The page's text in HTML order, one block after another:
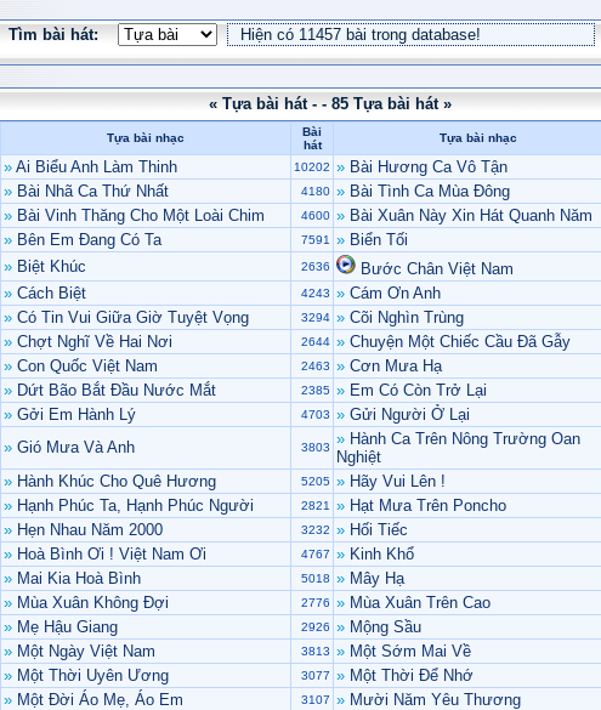
Tìm bài hát:
« Tựa bài hát - - 85 Tựa bài hát »
Tựa bài nhạc
Bài
hát
Tựa bài nhạc
» Ai Biểu Anh Làm Thinh 10202 » Bài Hương Ca Vô Tận
» Bài Nhã Ca Thứ Nhất 4180 » Bài Tình Ca Mùa Đông
» Bài Vinh Thăng Cho Một Loài Chim 4600 » Bài Xuân Này Xin Hát Quanh Năm
» Bên Em Đang Có Ta 7591 » Biển Tối
» Biệt Khúc 2636 Bước Chân Việt Nam
» Cách Biệt 4243 » Cám Ơn Anh
» Có Tin Vui Giữa Giờ Tuyệt Vọng 3294 » Cõi Nghìn Trùng
» Chợt Nghĩ Về Hai Nơi 2644 » Chuyện Một Chiếc Cầu Đã Gẫy
» Con Quốc Việt Nam 2463 » Cơn Mưa Hạ
» Dứt Bão Bắt Đầu Nước Mắt 2385 » Em Có Còn Trở Lại
» Gởi Em Hành Lý 4703 » Gửi Người Ở Lại
» Gió Mưa Và Anh 3803 » Hành Ca Trên Nông Trường Oan
Nghiệt
» Hành Khúc Cho Quê Hương 5205 » Hãy Vui Lên !
» Hạnh Phúc Ta, Hạnh Phúc Người 2821 » Hạt Mưa Trên Poncho
» Hẹn Nhau Năm 2000 3232 » Hối Tiếc
» Hoà Bình Ơi ! Việt Nam Ơi 4767 » Kinh Khổ
» Mai Kia Hoà Bình 5018 » Mây Hạ
» Mùa Xuân Không Đợi 2776 » Mùa Xuân Trên Cao
» Mẹ Hậu Giang 2926 » Mộng Sầu
» Một Ngày Việt Nam 3813 » Một Sớm Mai Về
» Một Thời Uyên Ương 3077 » Một Thời Để Nhớ
» Một Đời Áo Mẹ, Áo Em 3107 » Mười Năm Yêu Thương